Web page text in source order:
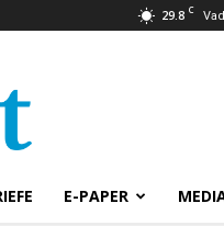
29.8 C
E-PAPER